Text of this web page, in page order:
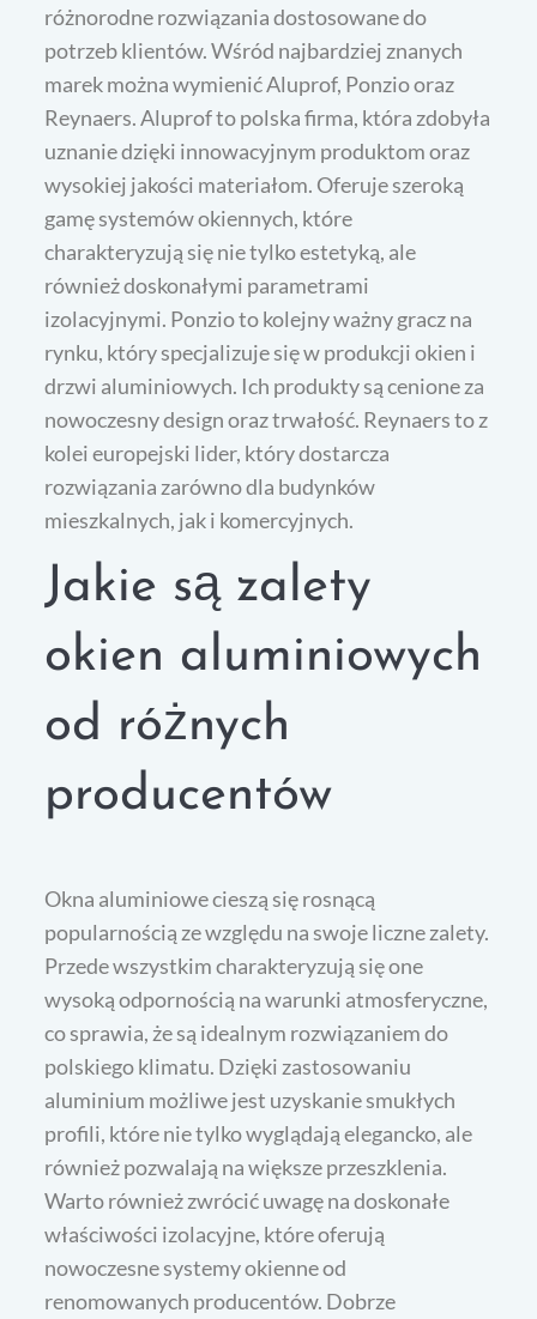
różnorodne rozwiązania dostosowane do
potrzeb klientów. Wśród najbardziej znanych
marek można wymienić Aluprof, Ponzio oraz
Reynaers. Aluprof to polska firma, która zdobyła
uznanie dzięki innowacyjnym produktom oraz
wysokiej jakości materiałom. Oferuje szeroką
gamę systemów okiennych, które
charakteryzują się nie tylko estetyką, ale
również doskonałymi parametrami
izolacyjnymi. Ponzio to kolejny ważny gracz na
rynku, który specjalizuje się w produkcji okien i
drzwi aluminiowych. Ich produkty są cenione za
nowoczesny design oraz trwałość. Reynaers to z
kolei europejski lider, który dostarcza
rozwiązania zarówno dla budynków
mieszkalnych, jak i komercyjnych.
Jakie są zalety
okien aluminiowych
od różnych
producentów
Okna aluminiowe cieszą się rosnącą
popularnością ze względu na swoje liczne zalety.
Przede wszystkim charakteryzują się one
wysoką odpornością na warunki atmosferyczne,
co sprawia, że są idealnym rozwiązaniem do
polskiego klimatu. Dzięki zastosowaniu
aluminium możliwe jest uzyskanie smukłych
profili, które nie tylko wyglądają elegancko, ale
również pozwalają na większe przeszklenia.
Warto również zwrócić uwagę na doskonałe
właściwości izolacyjne, które oferują
nowoczesne systemy okienne od
renomowanych producentów. Dobrze